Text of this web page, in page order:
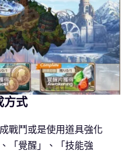
方式
戰鬥或是使用道具強化
「覺醒」、「技能強